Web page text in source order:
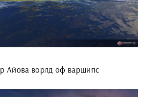
Айова ворлд оф варшипс